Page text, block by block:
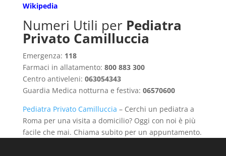
Wikipedia
Numeri Utili per Pediatra
Privato Camilluccia
Emergenza: 118
Farmaci in allatamento: 800 883 300
Centro antiveleni: 063054343
Guardia Medica notturna e festiva: 06570600
Pediatra Privato Camilluccia – Cerchi un pediatra a
Roma per una visita a domicilio? Oggi con noi è più
facile che mai. Chiama subito per un appuntamento.